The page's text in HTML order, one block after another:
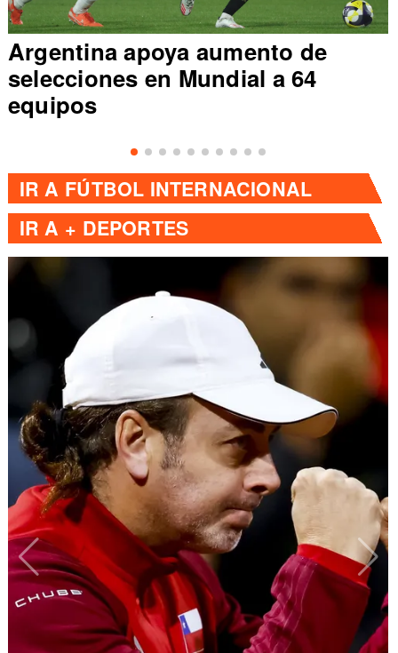
Argentina apoya aumento de
selecciones en Mundial a 64
equipos
IR A FÚTBOL INTERNACIONAL
IR A + DEPORTES